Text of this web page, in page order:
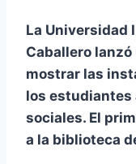
La Universidad
Caballero
mostrar las
los estudiantes
sociales. El
a la biblioteca